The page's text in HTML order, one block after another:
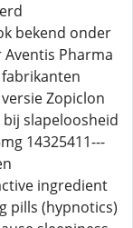
bekend onder
Pharma
Zopiclon
slapeloosheid
14325411---
ingredient
pills (hypnotics)